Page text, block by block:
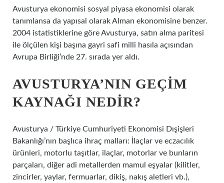
Avusturya ekonomisi sosyal piyasa ekonomisi olarak
tanımlansa da yapısal olarak Alman ekonomisine benzer.
2004 istatistiklerine göre Avusturya, satın alma paritesi
ile ölçülen kişi başına gayri safi milli hasıla açısından
Avrupa Birliği’nde 27. sırada yer aldı.
AVUSTURYA’NIN GEÇIM
KAYNAĞI NEDIR?
Avusturya / Türkiye Cumhuriyeti Ekonomisi Dışişleri
Bakanlığı’nın başlıca ihraç malları: İlaçlar ve eczacılık
ürünleri, motorlu taşıtlar, ilaçlar, motorlar ve bunların
parçaları, diğer adi metallerden mamul eşyalar (kilitler,
zincirler, yaylar, fermuarlar, dikiş, nakış aletleri vb.),